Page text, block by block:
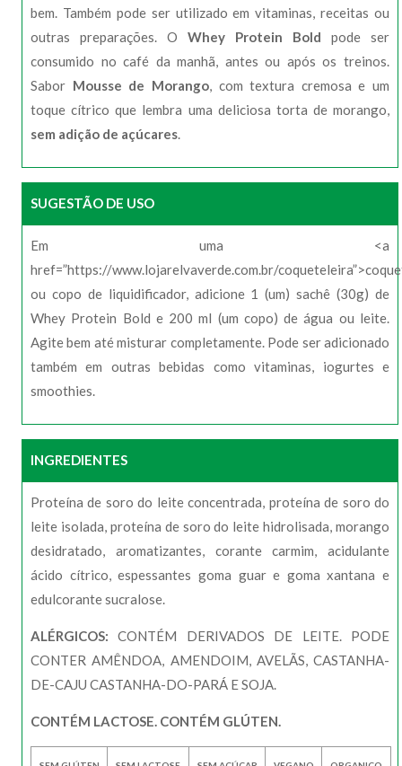
bem. Também pode ser utilizado em vitaminas, receitas ou
outras preparações. O Whey Protein Bold pode ser
consumido no café da manhã, antes ou após os treinos.
Sabor Mousse de Morango, com textura cremosa e um
toque cítrico que lembra uma deliciosa torta de morango,
sem adição de açúcares
SUGESTÃO DE USO
Em uma <a
href=”https://www.lojarelvaverde.com.br/
ou copo de liquidificador, adicione 1 (um) sachê (30g) de
Whey Protein Bold e 200 ml (um copo) de água ou leite.
Agite bem até misturar completamente. Pode ser adicionado
também em outras bebidas como vitaminas, iogurtes e
smoothies.
INGREDIENTES
Proteína de soro do leite concentrada, proteína de soro do
leite isolada, proteína de soro do leite hidrolisada, morango
desidratado, aromatizantes, corante carmim, acidulante
ácido cítrico, espessantes goma guar e goma xantana e
edulcorante sucralose.
ALÉRGICOS: CONTÉM DERIVADOS DE LEITE. PODE
CONTER AMÊNDOA, AMENDOIM, AVELÃS, CASTANHA-
DE-CAJU CASTANHA-DO-PARÁ E SOJA.
CONTÉM LACTOSE. CONTÉM GLÚTEN.